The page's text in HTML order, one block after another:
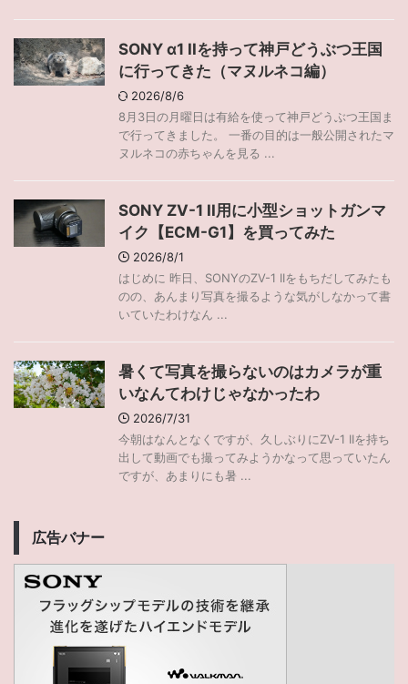
SONY α1 IIを持って神戸どうぶつ王国
に行ってきた（マヌルネコ編）
2026/8/6
8月3日の月曜日は有給を使って神戸どうぶつ王国ま
で行ってきました。 一番の目的は一般公開されたマ
ヌルネコの赤ちゃんを見る ...
SONY ZV-1 II用に小型ショットガンマ
イク【ECM-G1】を買ってみた
2026/8/1
はじめに 昨日、SONYのZV-1 IIをもちだしてみたも
のの、あんまり写真を撮るような気がしなかって書
いていたわけなん ...
暑くて写真を撮らないのはカメラが重
いなんてわけじゃなかったわ
2026/7/31
今朝はなんとなくですが、久しぶりにZV-1 IIを持ち
出して動画でも撮ってみようかなって思っていたん
ですが、あまりにも暑 ...
広告バナー